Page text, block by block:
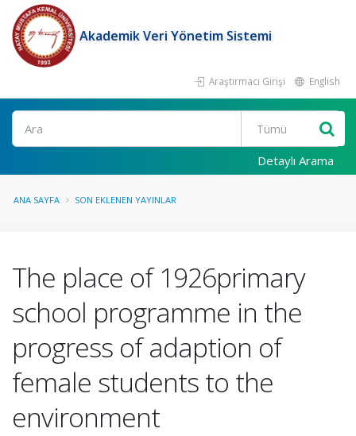
Akademik Veri Yönetim Sistemi
Araştırmacı Girişi English
Ara
Detaylı Arama
ANA SAYFA SON EKLENEN YAYINLAR
The place of 1926primary
school programme in the
progress of adaption of
female students to the
environment